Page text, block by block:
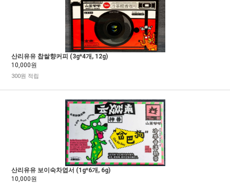
산리유유 찹쌀향커피 (3g*4개, 12g)
10,000원
300원 적립
산리유유 보이숙차엽서 (1g*6개, 6g)
10,000원